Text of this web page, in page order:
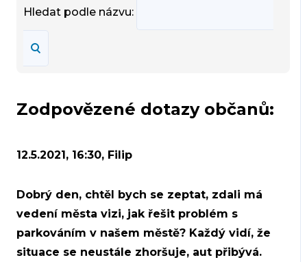
Hledat podle názvu:
Zodpovězené dotazy občanů:
12.5.2021, 16:30, Filip
Dobrý den, chtěl bych se zeptat, zdali má
vedení města vizi, jak řešit problém s
parkováním v našem městě? Každý vidí, že
situace se neustále zhoršuje, aut přibývá.